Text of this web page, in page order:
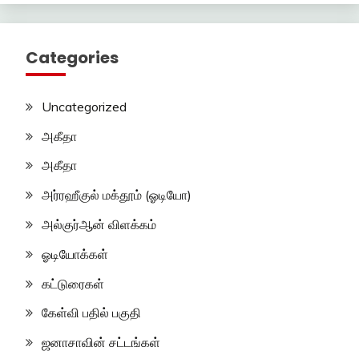
Categories
Uncategorized
அகீதா
அகீதா
அர்ரஹீகுல் மக்தூம் (ஓடியோ)
அல்குர்ஆன் விளக்கம்
ஓடியோக்கள்
கட்டுரைகள்
கேள்வி பதில் பகுதி
ஜனாசாவின் சட்டங்கள்